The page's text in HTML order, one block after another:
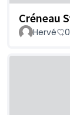
Créneau
Hervé 0